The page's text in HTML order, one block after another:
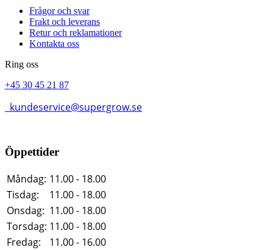
Frågor och svar
Frakt och leverans
Retur och reklamationer
Kontakta oss
Ring oss
+45 30 45 21 87
kundeservice@supergrow.se
Öppettider
Måndag: 11.00 - 18.00
Tisdag:
11.00 - 18.00
Onsdag: 11.00 - 18.00
Torsdag: 11.00 - 18.00
Fredag:
11.00 - 16.00